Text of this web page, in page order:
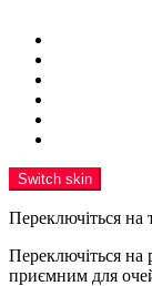
Switch skin
Переключіться
Переключіться на
приємним для